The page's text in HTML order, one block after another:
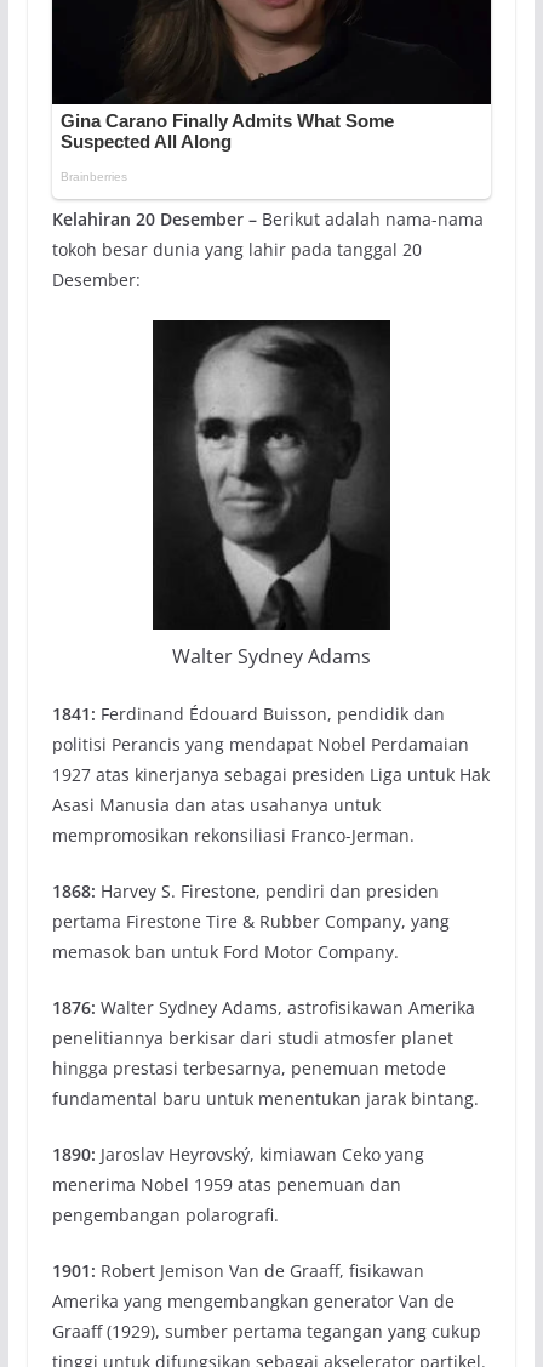
Kelahiran 20 Desember –Berikut adalah nama-nama
tokoh besar dunia yang lahir pada tanggal 20
Desember:
Walter Sydney Adams
1841: Ferdinand Édouard Buisson, pendidik dan
politisi Perancis yang mendapat Nobel Perdamaian
1927 atas kinerjanya sebagai presiden Liga untuk Hak
Asasi Manusia dan atas usahanya untuk
mempromosikan rekonsiliasi Franco-Jerman.
1868: Harvey S. Firestone, pendiri dan presiden
pertama Firestone Tire & Rubber Company, yang
memasok ban untuk Ford Motor Company.
1876: Walter Sydney Adams, astrofisikawan Amerika
penelitiannya berkisar dari studi atmosfer planet
hingga prestasi terbesarnya, penemuan metode
fundamental baru untuk menentukan jarak bintang.
1890: Jaroslav Heyrovský, kimiawan Ceko yang
menerima Nobel 1959 atas penemuan dan
pengembangan polarografi.
1901: Robert Jemison Van de Graaff, fisikawan
Amerika yang mengembangkan generator Van de
Graaff (1929), sumber pertama tegangan yang cukup
tinggi untuk difungsikan sebagai akselerator partikel.